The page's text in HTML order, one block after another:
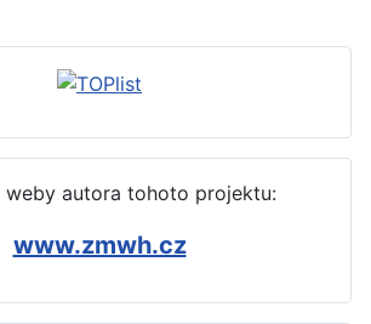
weby autora tohoto projektu:
www.zmwh.cz